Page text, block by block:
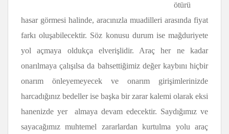
ötürü
hasar görmesi halinde, aracınızla muadilleri arasında fiyat
farkı oluşabilecektir. Söz konusu durum ise mağduriyete
yol açmaya oldukça elverişlidir. Araç her ne kadar
onarılmaya çalışılsa da bahsettiğimiz değer kaybını hiçbir
onarım önleyemeyecek ve onarım girişimlerinizde
harcadığınız bedeller ise başka bir zarar kalemi olarak eksi
hanenizde yer almaya devam edecektir. Saydığımız ve
sayacağımız muhtemel zararlardan kurtulma yolu araç